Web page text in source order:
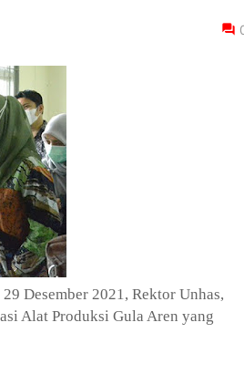
Desember 2021, Rektor Unhas,
Alat Produksi Gula Aren yang